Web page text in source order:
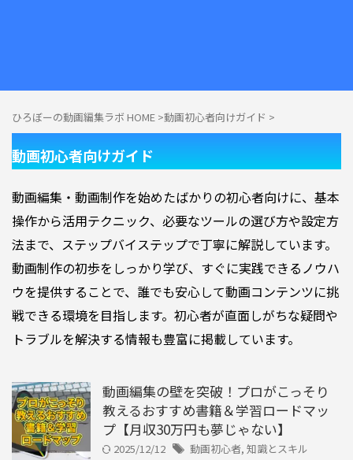
ひろぼーの動画編集ラボ HOME >動画初心者向けガイド >
動画初心者向けガイド
動画編集・動画制作を始めたばかりの初心者向けに、基本
操作から活用テクニック、必要なツールの選び方や設定方
法まで、ステップバイステップで丁寧に解説しています。
動画制作の初歩をしっかり学び、すぐに実践できるノウハ
ウを提供することで、誰でも安心して動画コンテンツに挑
戦できる環境を目指します。初心者が直面しがちな疑問や
トラブルを解決する情報も豊富に掲載しています。
動画編集の壁を突破！プロがこっそり
教えるおすすめ書籍＆学習ロードマッ
プ【月収30万円も夢じゃない】
2025/12/12 動画初心者, 知識とスキル